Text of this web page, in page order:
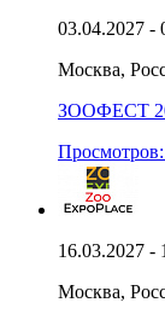
03.04.2027 -
Москва,
ЗООФЕСТ
16.03.2027 -
Москва,